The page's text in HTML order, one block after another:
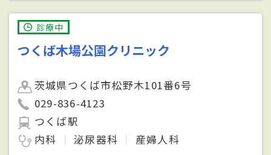
診療中
つくば木場公園クリニック
茨城県つくば市松野木101番6号
029-836-4123
つくば駅
内科
泌尿器科 産婦人科